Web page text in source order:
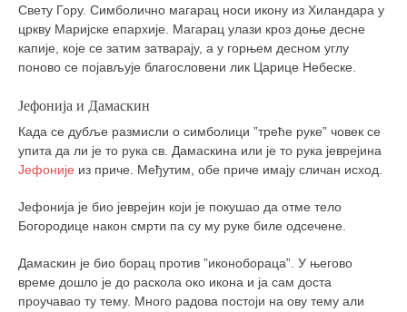
Свету Гору. Симболично магарац носи икону из Хиландара у
цркву Маријске епархије. Магарац улази кроз доње десне
капије, које се затим затварају, а у горњем десном углу
поново се појављује благословени лик Царице Небеске.
Јефонија и Дамаскин
Када се дубље размисли о симболици ”треће руке” човек се
упита да ли је то рука св. Дамаскина или је то рука јеврејина
Јефоније из приче. Међутим, обе приче имају сличан исход.
Јефонија је био јеврејин који је покушао да отме тело
Богородице након смрти па су му руке биле одсечене.
Дамаскин је био борац против ”иконобораца”. У његово
време дошло је до раскола око икона и ја сам доста
проучавао ту тему. Много радова постоји на ову тему али